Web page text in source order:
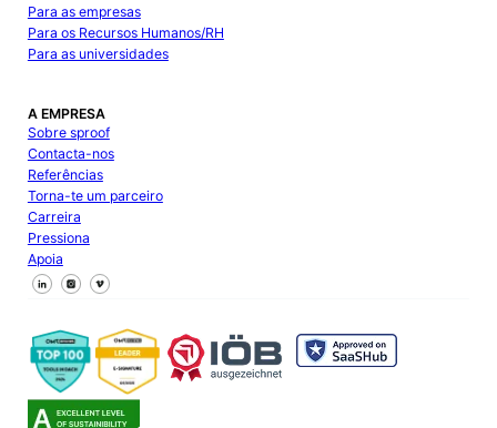
Para as empresas
Para os Recursos Humanos/RH
Para as universidades
A EMPRESA
Sobre sproof
Contacta-nos
Referências
Torna-te um parceiro
Carreira
Pressiona
Apoia
Segue-nos no Facebook
Segue-nos no X
Segue-nos no LinkedIn